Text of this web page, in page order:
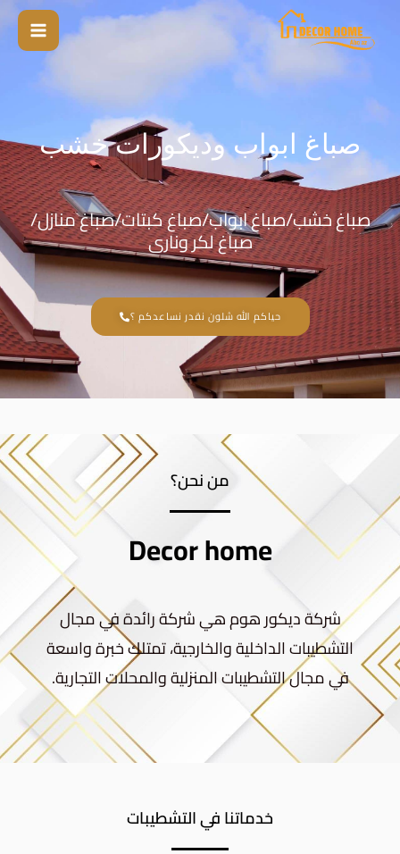
صباغ ابواب وديكورات خشب
صباغ خشب/صباغ ابواب/صباغ كبتات/صباغ منازل/
صباغ لكر ونارى
حياكم الله شلون نقدر نساعدكم ؟
من نحن؟
Decor home
شركة ديكور هوم هي شركة رائدة في مجال
التشطيبات الداخلية والخارجية، تمتلك خبرة واسعة
في مجال التشطيبات المنزلية والمحلات التجارية.
خدماتنا في التشطيبات